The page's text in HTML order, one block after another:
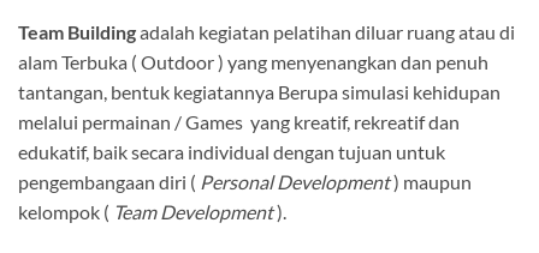
Team Buildingadalah kegiatan pelatihan diluar ruang atau di
alam Terbuka ( Outdoor ) yang menyenangkan dan penuh
tantangan, bentuk kegiatannya Berupa simulasi kehidupan
melalui permainan / Games yang kreatif, rekreatif dan
edukatif, baik secara individual dengan tujuan untuk
pengembangaan diri ( Personal Development) maupun
kelompok ( Team Development).